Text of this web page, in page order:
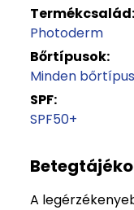
Termékcsalád:
Photoderm
Bőrtípusok:
Minden
SPF:
SPF50+
A